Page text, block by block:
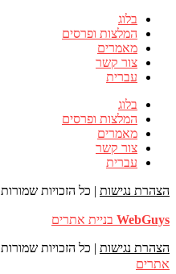
בלוג
המלצות ופרסים
מאמרים
צור קשר
עברית
בלוג
המלצות ופרסים
מאמרים
צור קשר
עברית
הצהרת נגישות | כל הזכויות שמורות Ⓒ לנורית גפן
WebGuys בניית אתרים
הצהרת נגישות | כל הזכויות שמורות Ⓒ לנורית גפן |
אתרים